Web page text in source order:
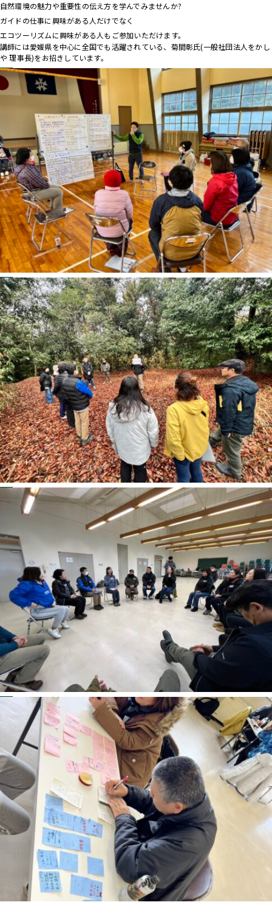
自然環境の魅力や重要性の伝え方を学んでみませんか?
ガイドの仕事に興味がある人だけでなく
エコツーリズムに興味がある人もご参加いただけます。
講師には愛媛県を中心に全国でも活躍されている、菊間彰氏(一般社団法人をかし
や 理事長)をお招きしています。